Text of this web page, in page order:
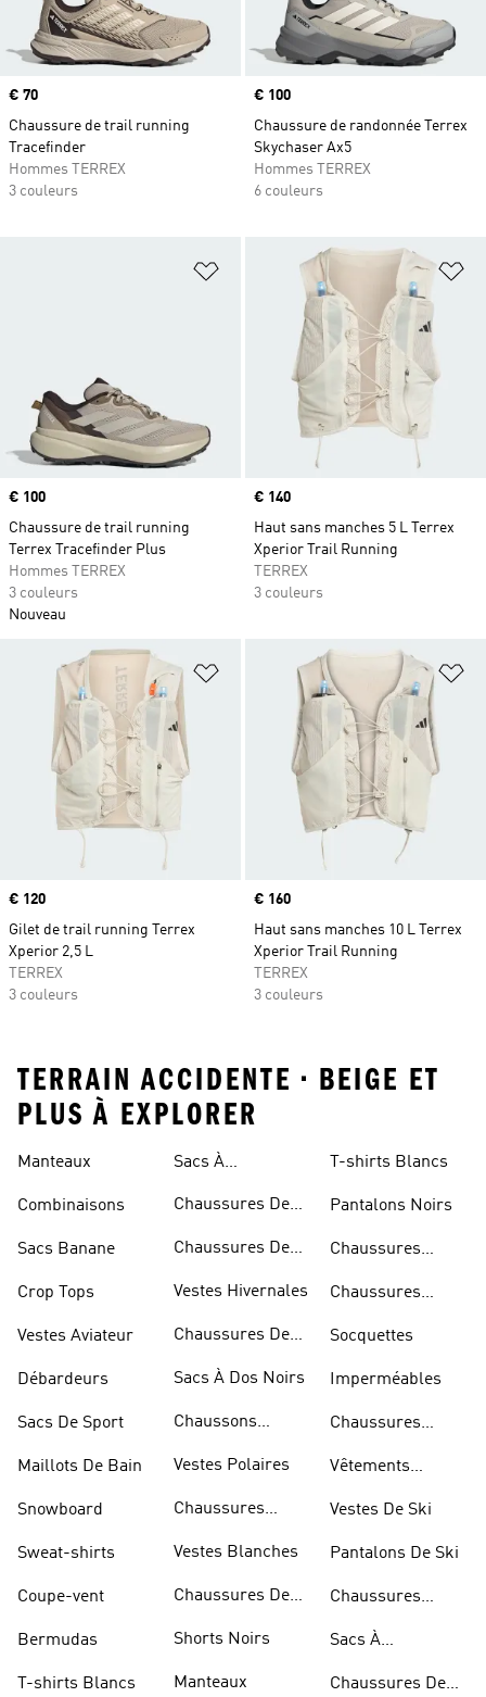
Prix
€ 70
Chaussure de trail running
Tracefinder
Hommes TERREX
3 couleurs
Prix
€ 100
Chaussure de randonnée Terrex
Skychaser Ax5
Hommes TERREX
6 couleurs
Ajouter à la Liste de produits
Prix
€ 100
Chaussure de trail running
Terrex Tracefinder Plus
Hommes TERREX
3 couleurs
Nouveau
Prix
€ 140
Haut sans manches 5 L Terrex
Xperior Trail Running
TERREX
3 couleurs
Ajouter à la Liste de produits
Prix
€ 120
Gilet de trail running Terrex
Xperior 2,5 L
TERREX
3 couleurs
Prix
€ 160
Haut sans manches 10 L Terrex
Xperior Trail Running
TERREX
3 couleurs
TERRAIN ACCIDENTE • BEIGE ET
PLUS À EXPLORER
Manteaux
Combinaisons
Sacs Banane
Crop Tops
Vestes Aviateur
Débardeurs
Sacs De Sport
Maillots De Bain
Snowboard
Sweat-shirts
Coupe-vent
Bermudas
T-shirts Blancs
Sacs À
Chaussures De
Chaussures De
Vestes Hivernales
Chaussures De
Sacs À Dos Noirs
Chaussons
Vestes Polaires
Chaussures
Vestes Blanches
Chaussures De
Shorts Noirs
Manteaux
T-shirts Blancs
Pantalons Noirs
Chaussures
Chaussures
Socquettes
Imperméables
Chaussures
Vêtements
Vestes De Ski
Pantalons De Ski
Chaussures
Sacs À
Chaussures De